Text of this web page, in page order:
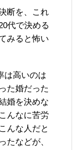
断を、これ
代で決める
みると怖い
は高いのは
た婚だった
婚を決めな
んなに苦労
んな人だと
たなどが、